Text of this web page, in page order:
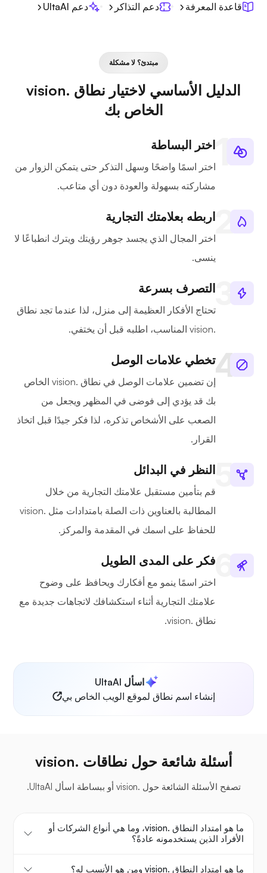
قاعدة المعرفة
دعم التذاكر دعم UltaAI
مبتدئ؟ لا مشكلة
الدليل الأساسي لاختيار نطاق .vision
الخاص بك
اختر البساطة
اختر اسمًا واضحًا وسهل التذكر حتى يتمكن الزوار من
مشاركته بسهولة والعودة دون أي متاعب.
اربطه بعلامتك التجارية
اختر المجال الذي يجسد جوهر رؤيتك ويترك انطباعًا لا
ينسى.
التصرف بسرعة
تحتاج الأفكار العظيمة إلى منزل، لذا عندما تجد نطاق
.vision المناسب، اطلبه قبل أن يختفي.
تخطي علامات الوصل
إن تضمين علامات الوصل في نطاق .vision الخاص
بك قد يؤدي إلى فوضى في المظهر ويجعل من
الصعب على الأشخاص تذكره، لذا فكر جيدًا قبل اتخاذ
القرار.
النظر في البدائل
قم بتأمين مستقبل علامتك التجارية من خلال
المطالبة بالعناوين ذات الصلة بامتدادات مثل .vision
للحفاظ على اسمك في المقدمة والمركز.
فكر على المدى الطويل
اختر اسمًا ينمو مع أفكارك ويحافظ على وضوح
علامتك التجارية أثناء استكشافك لاتجاهات جديدة مع
نطاق .vision.
اسأل UltaAI
إنشاء اسم نطاق لموقع الويب الخاص بي
أسئلة شائعة حول نطاقات .vision
تصفح الأسئلة الشائعة حول .vision أو ببساطة اسأل UltaAI.
ما هو امتداد النطاق .vision، وما هي أنواع الشركات أو
الأفراد الذين يستخدمونه عادةً؟
ما هو امتداد النطاق .vision ومن هو الأنسب له؟